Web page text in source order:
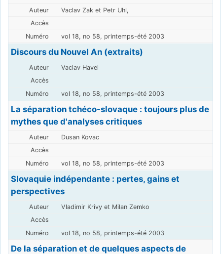
Vaclav Zak et Petr Uhl,
vol 18, no 58, printemps-été 2003
Discours du Nouvel An (extraits)
Vaclav Havel
vol 18, no 58, printemps-été 2003
La séparation tchéco-slovaque : toujours plus de
mythes que d'analyses critiques
Dusan Kovac
vol 18, no 58, printemps-été 2003
Slovaquie indépendante : pertes, gains et
perspectives
Vladimir Krivy et Milan Zemko
vol 18, no 58, printemps-été 2003
De la séparation et de quelques aspects de